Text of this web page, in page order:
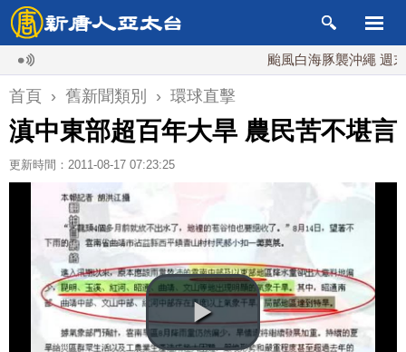
颱風白海豚襲沖繩 週末最
首頁 › 舊新聞類別 › 環球直擊
滇中東部超百年大旱 農民苦不堪言
更新時間：2011-08-17 07:23:25